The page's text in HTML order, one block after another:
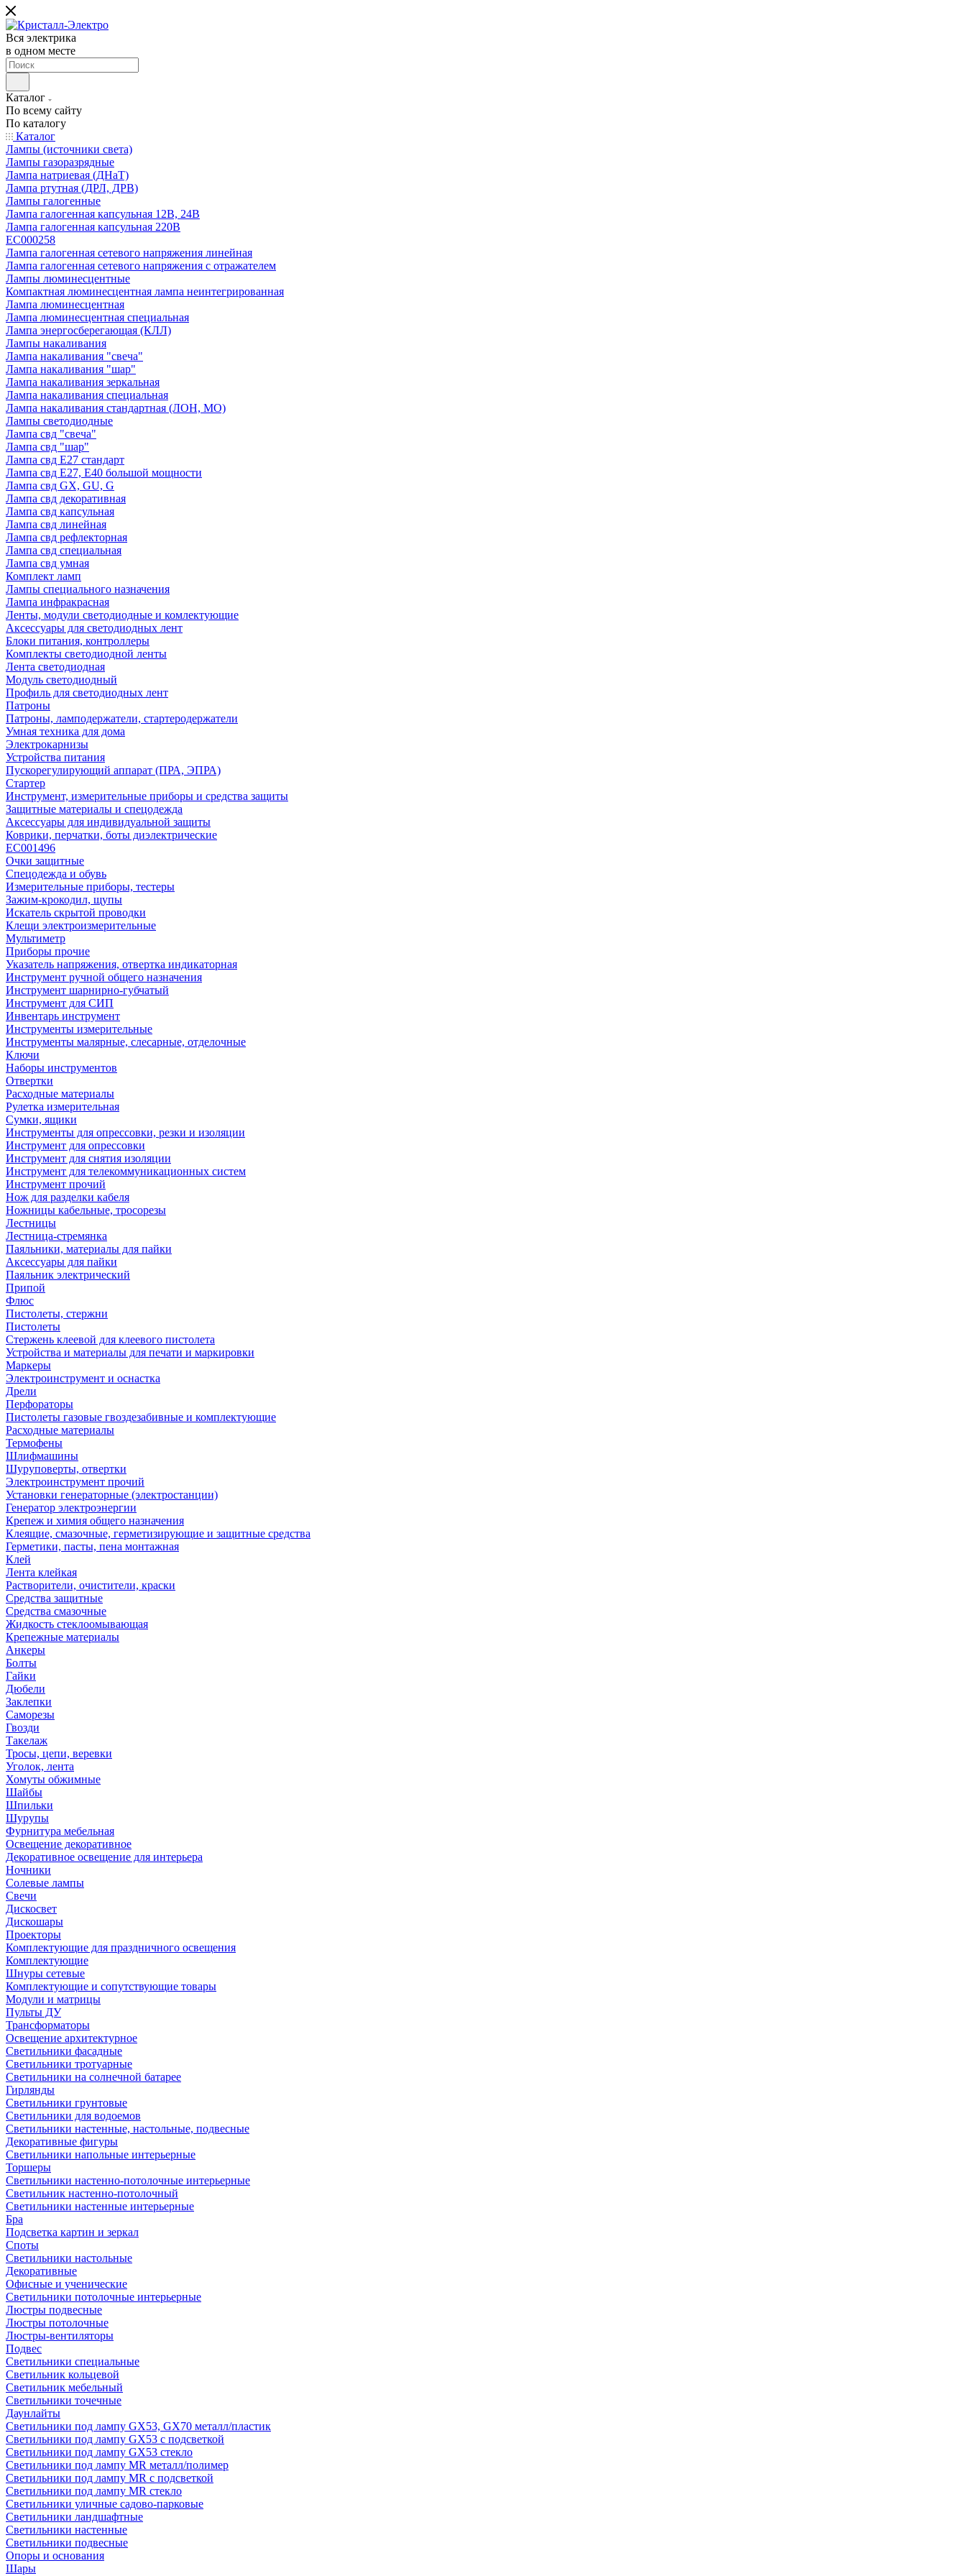
Вся электрика
в одном месте
Каталог
По всему сайту
По каталогу
Каталог
Лампы (источники света)
Лампы газоразрядные
Лампа натриевая (ДНаТ)
Лампа ртутная (ДРЛ, ДРВ)
Лампы галогенные
Лампа галогенная капсульная 12В, 24В
Лампа галогенная капсульная 220В
EC000258
Лампа галогенная сетевого напряжения линейная
Лампа галогенная сетевого напряжения с отражателем
Лампы люминесцентные
Компактная люминесцентная лампа неинтегрированная
Лампа люминесцентная
Лампа люминесцентная специальная
Лампа энергосберегающая (КЛЛ)
Лампы накаливания
Лампа накаливания "свеча"
Лампа накаливания "шар"
Лампа накаливания зеркальная
Лампа накаливания специальная
Лампа накаливания стандартная (ЛОН, МО)
Лампы светодиодные
Лампа свд "свеча"
Лампа свд "шар"
Лампа свд E27 стандарт
Лампа свд E27, Е40 большой мощности
Лампа свд GX, GU, G
Лампа свд декоративная
Лампа свд капсульная
Лампа свд линейная
Лампа свд рефлекторная
Лампа свд специальная
Лампа свд умная
Комплект ламп
Лампы специального назначения
Лампа инфракрасная
Ленты, модули светодиодные и комлектующие
Аксессуары для светодиодных лент
Блоки питания, контроллеры
Комплекты светодиодной ленты
Лента светодиодная
Модуль светодиодный
Профиль для светодиодных лент
Патроны
Патроны, ламподержатели, стартеродержатели
Умная техника для дома
Электрокарнизы
Устройства питания
Пускорегулирующий аппарат (ПРА, ЭПРА)
Стартер
Инструмент, измерительные приборы и средства защиты
Защитные материалы и спецодежда
Аксессуары для индивидуальной защиты
Коврики, перчатки, боты диэлектрические
EC001496
Очки защитные
Спецодежда и обувь
Измерительные приборы, тестеры
Зажим-крокодил, щупы
Искатель скрытой проводки
Клещи электроизмерительные
Мультиметр
Приборы прочие
Указатель напряжения, отвертка индикаторная
Инструмент ручной общего назначения
Инструмент шарнирно-губчатый
Инструмент для СИП
Инвентарь инструмент
Инструменты измерительные
Инструменты малярные, слесарные, отделочные
Ключи
Наборы инструментов
Отвертки
Расходные материалы
Рулетка измерительная
Сумки, ящики
Инструменты для опрессовки, резки и изоляции
Инструмент для опрессовки
Инструмент для снятия изоляции
Инструмент для телекоммуникационных систем
Инструмент прочий
Нож для разделки кабеля
Ножницы кабельные, тросорезы
Лестницы
Лестница-стремянка
Паяльники, материалы для пайки
Аксессуары для пайки
Паяльник электрический
Припой
Флюс
Пистолеты, стержни
Пистолеты
Стержень клеевой для клеевого пистолета
Устройства и материалы для печати и маркировки
Маркеры
Электроинструмент и оснастка
Дрели
Перфораторы
Пистолеты газовые гвоздезабивные и комплектующие
Расходные материалы
Термофены
Шлифмашины
Шуруповерты, отвертки
Электроинструмент прочий
Установки генераторные (электростанции)
Генератор электроэнергии
Крепеж и химия общего назначения
Клеящие, смазочные, герметизирующие и защитные средства
Герметики, пасты, пена монтажная
Клей
Лента клейкая
Растворители, очистители, краски
Средства защитные
Средства смазочные
Жидкость стеклоомывающая
Крепежные материалы
Анкеры
Болты
Гайки
Дюбели
Заклепки
Саморезы
Гвозди
Такелаж
Тросы, цепи, веревки
Уголок, лента
Хомуты обжимные
Шайбы
Шпильки
Шурупы
Фурнитура мебельная
Освещение декоративное
Декоративное освещение для интерьера
Ночники
Солевые лампы
Свечи
Дискосвет
Дискошары
Проекторы
Комплектующие для праздничного освещения
Комплектующие
Шнуры сетевые
Комплектующие и сопутствующие товары
Модули и матрицы
Пульты ДУ
Трансформаторы
Освещение архитектурное
Светильники фасадные
Светильники тротуарные
Светильники на солнечной батарее
Гирлянды
Светильники грунтовые
Светильники для водоемов
Светильники настенные, настольные, подвесные
Декоративные фигуры
Светильники напольные интерьерные
Торшеры
Светильники настенно-потолочные интерьерные
Светильник настенно-потолочный
Светильники настенные интерьерные
Бра
Подсветка картин и зеркал
Споты
Светильники настольные
Декоративные
Офисные и ученические
Светильники потолочные интерьерные
Люстры подвесные
Люстры потолочные
Люстры-вентиляторы
Подвес
Светильники специальные
Светильник кольцевой
Светильник мебельный
Светильники точечные
Даунлайты
Светильники под лампу GX53, GX70 металл/пластик
Светильники под лампу GX53 с подсветкой
Светильники под лампу GX53 стекло
Светильники под лампу MR металл/полимер
Светильники под лампу MR с подсветкой
Светильники под лампу MR стекло
Светильники уличные садово-парковые
Светильники ландшафтные
Светильники настенные
Светильники подвесные
Опоры и основания
Шары